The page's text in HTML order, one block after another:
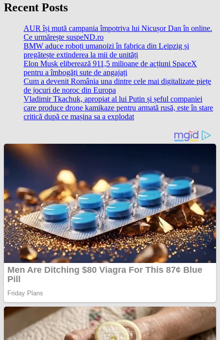
Recent Posts
AUR își mută campania împotriva lui Nicușor Dan în online.
Ce urmărește suspeND.ro
BMW aduce roboți umanoizi în fabrica din Leipzig și
pregătește extinderea la mii de unități
Elon Musk eliberează 911,5 milioane de acțiuni SpaceX
pentru a îmbogăți sute de angajați
Cum a devenit România una dintre cele mai digitalizate piețe
de jocuri de noroc din Europa
Vladimir Tkachuk, apropiat al lui Putin și șeful companiei
care produce drone kamikaze pentru armată rusă, este în stare
critică după ce mașina sa a explodat